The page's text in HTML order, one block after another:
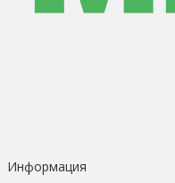
Информация